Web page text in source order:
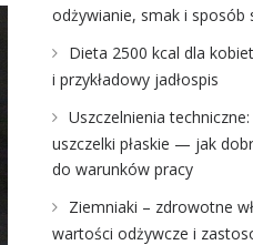
odżywianie, smak i sposób
Dieta 2500 kcal dla
i przykładowy jadłospis
Uszczelnienia
uszczelki płaskie — jak
do warunków pracy
Ziemniaki – zdrowotne
wartości odżywcze i